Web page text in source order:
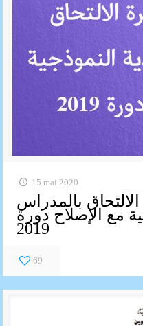
15 mai 2020
بالمدراس
مع الإصلاح دورة
2019
69